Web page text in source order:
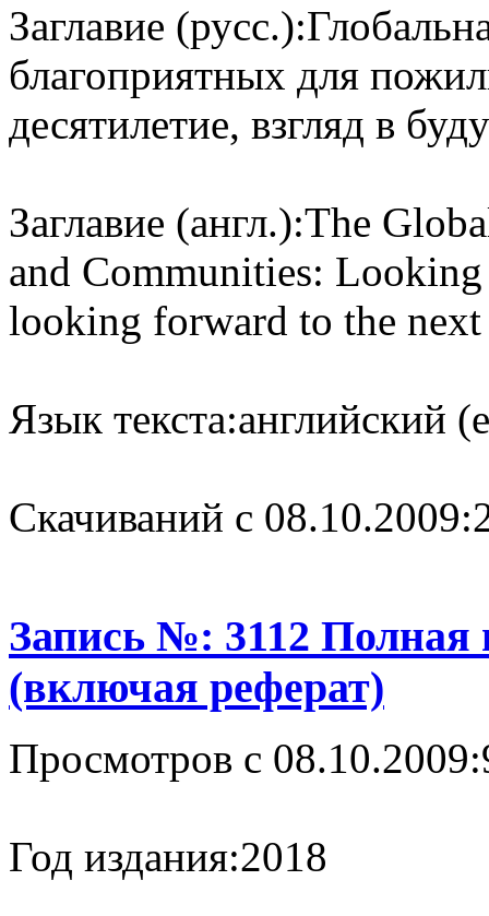
Заглавие (русс.):
благоприятных для
десятилетие, взгляд в
Заглавие (англ.):The
and Communities:
looking forward to the next
Язык текста:английский
Cкачиваний с 08.10.2009:
Запись №: 3112 Полная
(включая реферат)
Просмотров с 08.10.2009:
Год издания:2018